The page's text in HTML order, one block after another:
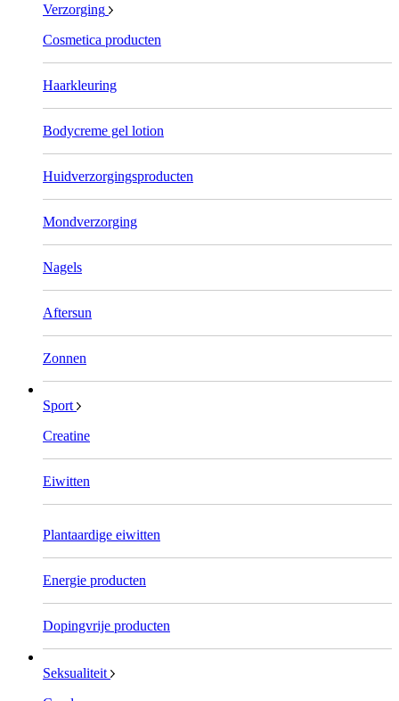
Verzorging
Cosmetica producten
Haarkleuring
Bodycreme gel lotion
Huidverzorgingsproducten
Mondverzorging
Nagels
Aftersun
Zonnen
Sport
Creatine
Eiwitten
Plantaardige eiwitten
Energie producten
Dopingvrije producten
Seksualiteit